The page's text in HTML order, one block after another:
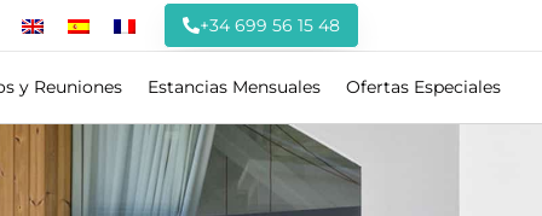
+34 699 56 15 48
y Reuniones Estancias Mensuales Ofertas Especiales